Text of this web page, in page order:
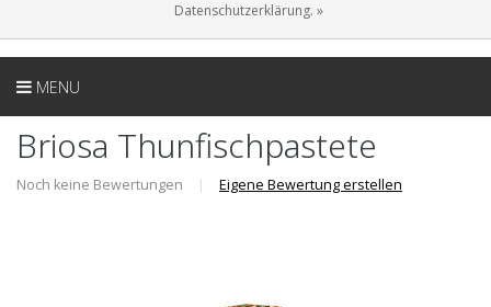
MENU
Briosa Thunfischpastete
Noch keine Bewertungen | Eigene Bewertung erstellen
Datenschutzerklärung. »